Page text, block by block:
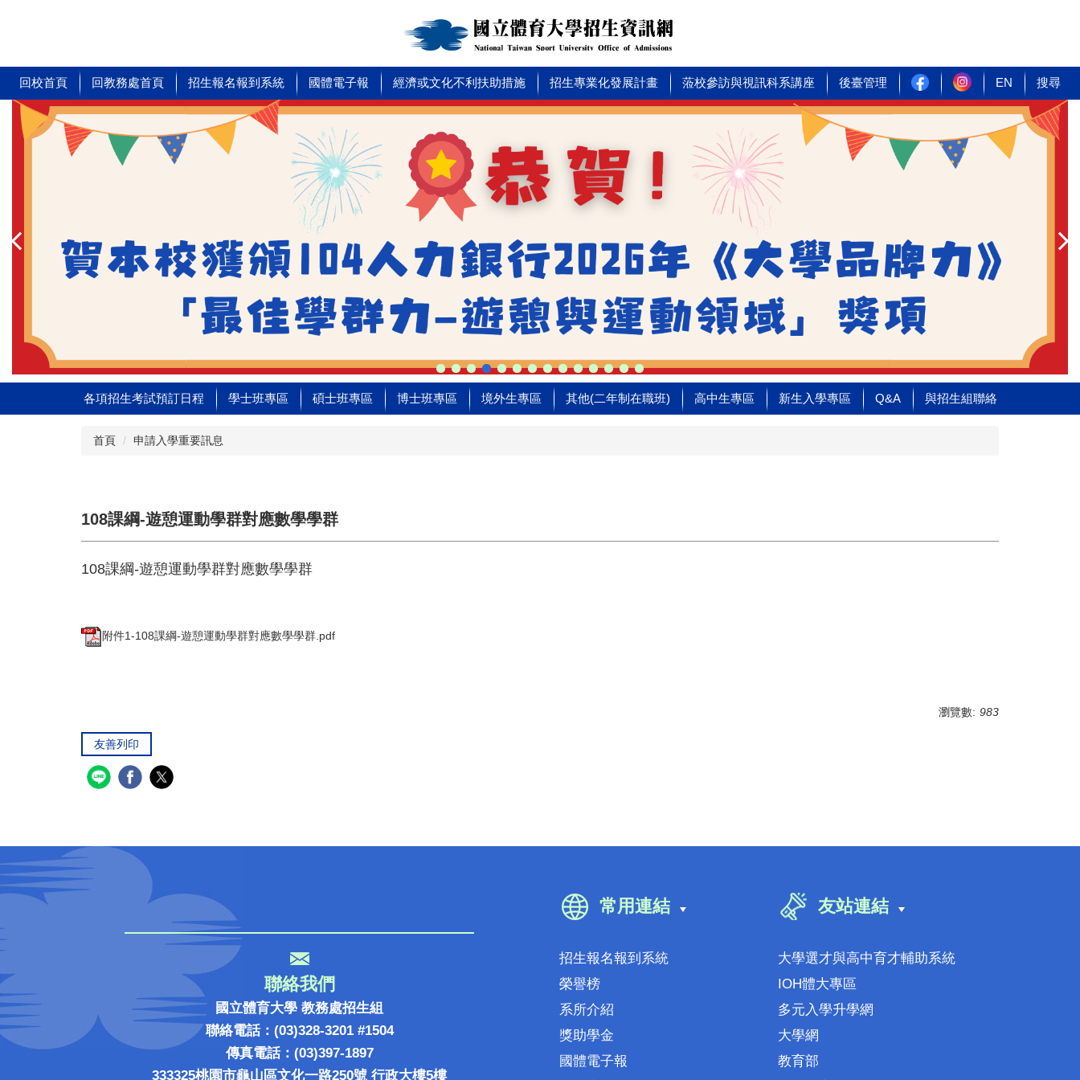
回校首頁 回教務處首頁 招生報名報到系統 國體電子報 經濟或文化不利扶助措施 招生專業化發展計畫 蒞校參訪與視訊科系講座 後臺管理 EN 搜尋
各項招生考試預訂日程 學士班專區 碩士班專區 博士班專區 境外生專區 其他(二年制在職班) 高中生專區 新生入學專區 Q&A 與招生組聯絡
首頁 申請入學重要訊息
108課綱-遊憩運動學群對應數學學群
108課綱-遊憩運動學群對應數學學群
附件1-108課綱-遊憩運動學群對應數學學群.pdf
瀏覽數: 983
友善列印
聯絡我們
國立體育大學 教務處招生組
聯絡電話：(03)328-3201 #1504
傳真電話：(03)397-1897
333325桃園市龜山區文化一路250號 行政大樓5樓
常用連結
招生報名報到系統
榮譽榜
系所介紹
獎助學金
國體電子報
友站連結
大學選才與高中育才輔助系統
IOH體大專區
多元入學升學網
大學網
教育部